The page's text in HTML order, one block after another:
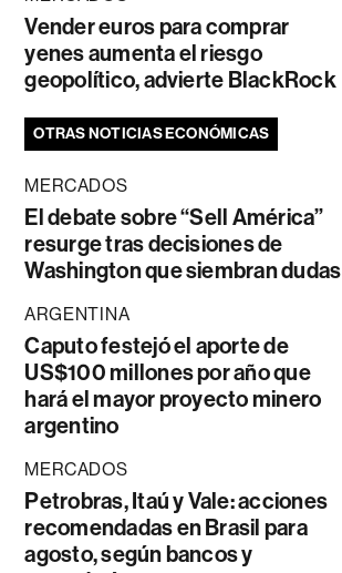
Vender euros para comprar
yenes aumenta el riesgo
geopolítico, advierte BlackRock
OTRAS NOTICIAS ECONÓMICAS
MERCADOS
El debate sobre “Sell América”
resurge tras decisiones de
Washington que siembran dudas
ARGENTINA
Caputo festejó el aporte de
US$100 millones por año que
hará el mayor proyecto minero
argentino
MERCADOS
Petrobras, Itaú y Vale: acciones
recomendadas en Brasil para
agosto, según bancos y